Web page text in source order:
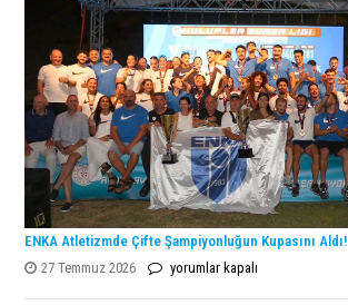
ENKA Atletizmde Çifte Şampiyonluğun Kupasını Aldı!
27 Temmuz 2026
ENKA
yorumlar kapalı